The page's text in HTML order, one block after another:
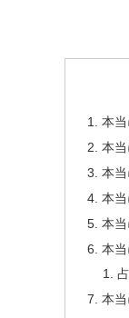
本
本
本
本
本
本
本